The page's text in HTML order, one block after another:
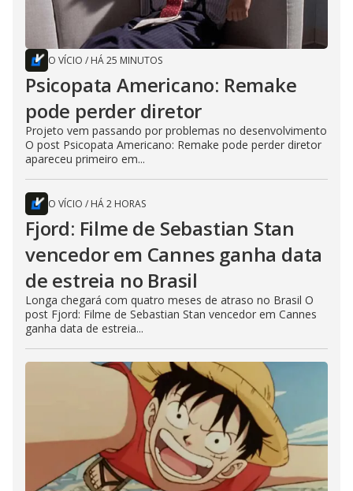
O VÍCIO / HÁ 25 MINUTOS
Psicopata Americano: Remake
pode perder diretor
Projeto vem passando por problemas no desenvolvimento
O post Psicopata Americano: Remake pode perder diretor
apareceu primeiro em...
O VÍCIO / HÁ 2 HORAS
Fjord: Filme de Sebastian Stan
vencedor em Cannes ganha data
de estreia no Brasil
Longa chegará com quatro meses de atraso no Brasil O
post Fjord: Filme de Sebastian Stan vencedor em Cannes
ganha data de estreia...